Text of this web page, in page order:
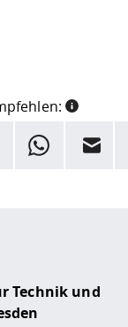
WhatsappE-Mail
Technik und